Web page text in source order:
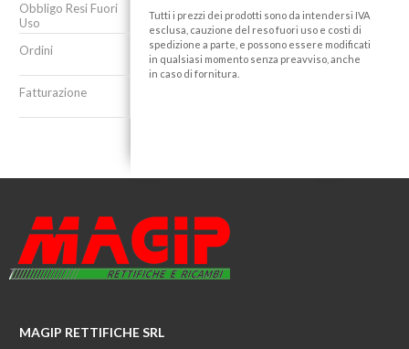
Obbligo Resi Fuori
Uso
Ordini
Fatturazione
Tutti i prezzi dei prodotti sono da intendersi IVA
esclusa, cauzione del reso fuori uso e costi di
spedizione a parte, e possono essere modificati
in qualsiasi momento senza preavviso, anche
in caso di fornitura.
MAGIP RETTIFICHE SRL